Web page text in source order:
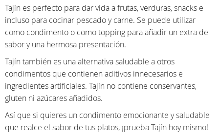
Tajín es perfecto para dar vida a frutas, verduras, snacks e
incluso para cocinar pescado y carne. Se puede utilizar
como condimento o como topping para añadir un extra de
sabor y una hermosa presentación.
Tajín también es una alternativa saludable a otros
condimentos que contienen aditivos innecesarios e
ingredientes artificiales. Tajín no contiene conservantes,
gluten ni azúcares añadidos.
Así que si quieres un condimento emocionante y saludable
que realce el sabor de tus platos, ¡prueba Tajín hoy mismo!